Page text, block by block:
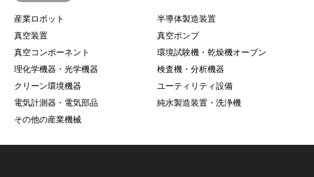
産業ロボット
半導体製造装置
真空装置
真空ポンプ
真空コンポーネント
環境試験機・乾燥機オーブン
理化学機器・光学機器
検査機・分析機器
クリーン環境機器
ユーティリティ設備
電気計測器・電気部品
純水製造装置・洗浄機
その他の産業機械